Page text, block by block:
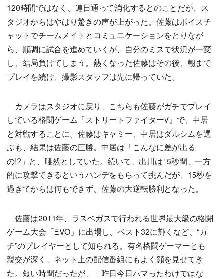
120時間ではなく、連日通って消化するとのことだが、ス
タジオからはやはり驚きの声が上がった。佐藤はボイスチ
ャットでチームメイトとコミュニケーションをとりなが
ら、順調に試合を進めていくが、自分のミスで状況が一変
し、結局負けてしまう。熱くなった佐藤はその後、朝まで
プレイを続け、撮影スタッフは先に帰っていた。
カメラはスタジオに戻り、こちらも佐藤がガチでプレイ
している格闘ゲーム『ストリートファイターⅤ』で、中居
と対戦することに。佐藤はキャミー、中居はダルシムを選
ぶも、結果は佐藤の圧勝。中居は「こんなに差が出る
の!?」と、唖然としていた。続いて、出川は15秒間、一方
的に攻撃できるというハンデをもらって挑んだが、15秒を
過ぎてからは何もできず、佐藤の大逆転勝利となった。
佐藤は2011年、ラスベガスで行われる世界最大級の格闘
ゲーム大会「EVO」に出場し、ベスト32に輝くなど、“ガ
チ”のプレイヤーとして知られる。有名格闘ゲーマーとも
親交が深く、ネット上の配信番組にもよく顔を見せてき
た。短い時間だったが、「昨日今日ハマったわけではな